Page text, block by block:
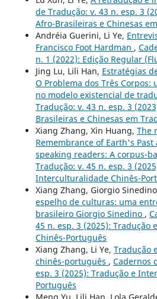
de Tradução: v. 43 n. esp. 3
Afro-Brasileiras e Chinesas
Andréia Guerini, Li Ye,
Francisco Foot Hardman ,
n. 1 (2022): Edição Regular
Jing Lu, Lili Han, Estratégias
O Problema dos Três Corpos:
no modelo existencial de
Tradução: v. 43 n. esp. 3
Brasileiras e Chinesas em
Xiang Zhang, Xin Huang, The
Remembrance of Earth's
speaking readers: A corpus-
Tradução: v. 45 n. esp. 3
Interculturalidade Chinês-
Xiang Zhang, Giorgio
espelho de culturas: uma
brasileiro Giorgio Sinedino ,
45 n. esp. 3 (2025):
Chinês-Português
Xiang Zhang, Li Ye, Tradução
chinês-português , Cadernos
esp. 3 (2025): Tradução e
Português